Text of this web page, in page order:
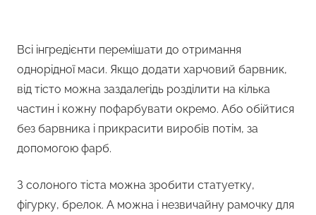
Всі інгредієнти перемішати до отримання
однорідної маси. Якщо додати харчовий барвник,
від тісто можна заздалегідь розділити на кілька
частин і кожну пофарбувати окремо. Або обійтися
без барвника і прикрасити виробів потім, за
допомогою фарб.
З солоного тіста можна зробити статуетку,
фігурку, брелок. А можна і незвичайну рамочку для